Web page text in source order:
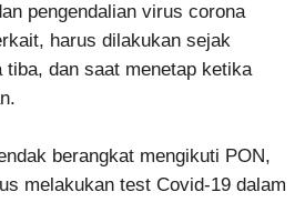
pengendalian virus corona
harus dilakukan sejak
tiba, dan saat menetap ketika
berangkat mengikuti PON,
melakukan test Covid-19 dalam